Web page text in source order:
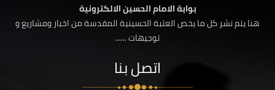
بوابة الامام الحسين الالكترونية
هنا يتم نشر كل ما يخص العتبة الحسينية المقدسة من اخبار ومشاريع و
توجيهات ......
اتصل بنا